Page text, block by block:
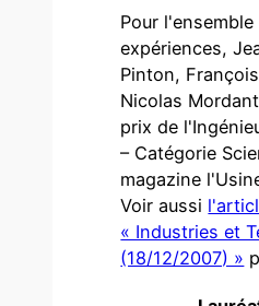
Pour l'ensemble
expériences,
Pinton,
Nicolas
prix de
– Catégorie
magazine
Voir aussi
« Industries et
(18/12/2007) »